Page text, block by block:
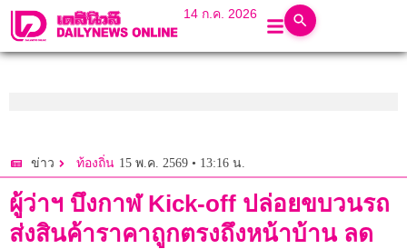
14 ก.ค. 2026
ข่าว ท้องถิ่น 15 พ.ค. 2569 • 13:16 น.
ผู้ว่าฯ บึงกาฬ Kick-off ปล่อยขบวนรถ
ส่งสินค้าราคาถูกตรงถึงหน้าบ้าน ลด